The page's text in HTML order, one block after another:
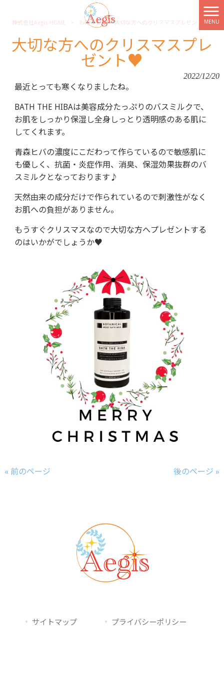
MENU
株式会社Aegis HOME > お知らせ > 大切な方へのクリスマスプレゼント♥
大切な方へのクリスマスプレ
ゼント♥
2022/12/20
最近とっても寒くなりましたね。
BATH THE HIBAは美容成分たっぷりのバスミルクで、
お肌をしっかり保湿し全身しっとり透明感のある肌に
してくれます。
青森ヒバの濃度にこだわって作らているので敏感肌に
も優しく、抗菌・炎症作用、消臭、保湿効果抜群のバ
スミルクとなっております♪
天然由来の成分だけで作られているので刺激性がなく
お肌への負担がありません。
もうすぐクリスマスなので大切な方へプレゼントする
のはいかがでしょうか♥
« 前のページ 後のページ »
サイトマップ プライバシーポリシー